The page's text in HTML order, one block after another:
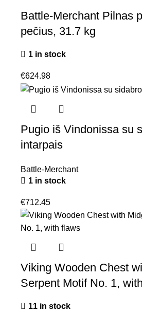
Battle-Merchant Pilnas
pečius, 31.7 kg
1 in stock
€624.98
Pugio iš Vindonissa su
intarpais
Battle-Merchant
1 in stock
€712.45
Viking Wooden Chest
Serpent Motif No. 1,
11 in stock